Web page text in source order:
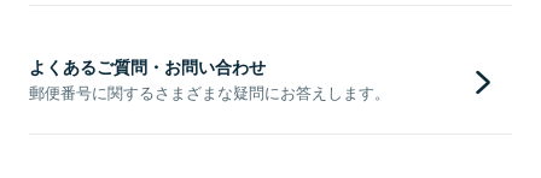
よくあるご質問・お問い合わせ
郵便番号に関するさまざまな疑問にお答えします。